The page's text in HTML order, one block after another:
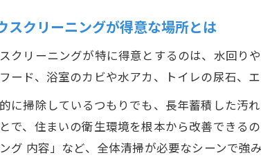
ハウ
日常
ハウ
失敗しな
ハウ
スクリーニングが得意な場所とは
クリーニングが特に得意とするのは、水回り
ード、浴室のカビや水アカ、トイレの尿石、
に掃除しているつもりでも、長年蓄積した汚
で、住まいの衛生環境を根本から改善できる
グ 内容」など、全体清掃が必要なシーンで強